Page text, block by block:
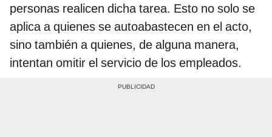
personas realicen dicha tarea. Esto no solo se
aplica a quienes se autoabastecen en el acto,
sino también a quienes, de alguna manera,
intentan omitir el servicio de los empleados.